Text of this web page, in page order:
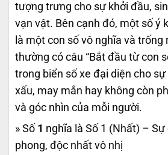
tượng trưng cho sự khởi đầu,
vạn vật. Bên cạnh đó, một số ý
là một con số vô nghĩa và
thường có câu “Bắt đầu từ con
trong biển số xe đại diện cho
xấu, may mắn hay không còn
và góc nhìn của mỗi người.
» Số 1 nghĩa là Số 1 (Nhất) –
phong, độc nhất vô nhị